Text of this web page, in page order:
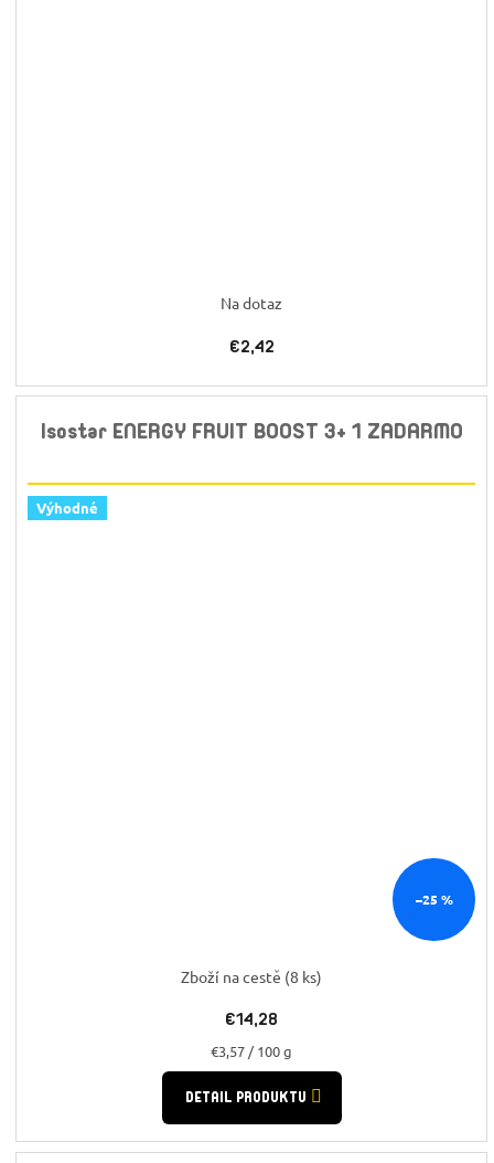
Na dotaz
€2,42
Isostar ENERGY FRUIT BOOST 3+ 1 ZADARMO
Výhodné
–25 %
Zboží na cestě (8 ks)
€14,28
Jednotková
cena:
€3,57 / 100 g
DETAIL PRODUKTU